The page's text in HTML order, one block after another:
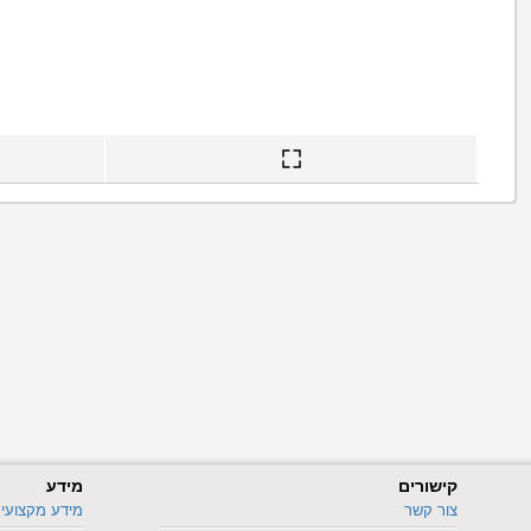
קישורים
צור קשר
מידע
מידע מקצועי